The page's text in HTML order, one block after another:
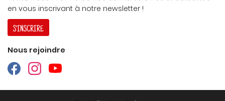
Avis
Contact
en vous inscrivant à notre newsletter !
S'INSCRIRE
Nous rejoindre